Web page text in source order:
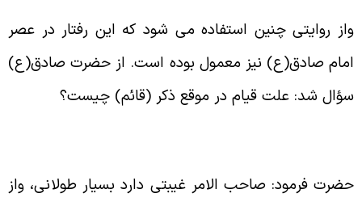
روایتى چنین استفاده مى شود که این رفتار در عصر
صادق(ع) نیز معمول بوده است. از حضرت صادق(ع)
شد: علت قیام در موقع ذکر (قائم) چیست؟
فرمود: صاحب الامر غیبتى دارد بسیار طولانى، واز